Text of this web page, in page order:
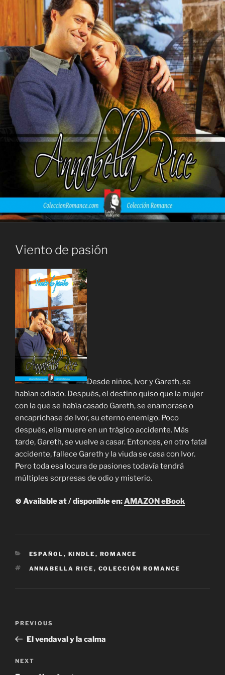
Viento de pasión
Desde niños, Ivor y Gareth, se
habían odiado. Después, el destino quiso que la mujer
con la que se había casado Gareth, se enamorase o
encaprichase de Ivor, su eterno enemigo. Poco
después, ella muere en un trágico accidente. Más
tarde, Gareth, se vuelve a casar. Entonces, en otro fatal
accidente, fallece Gareth y la viuda se casa con Ivor.
Pero toda esa locura de pasiones todavía tendrá
múltiples sorpresas de odio y misterio.
⊗ Available at / disponible en:AMAZON eBook
CATEGORIES
ESPAÑOL , KINDLE , ROMANCE
TAGS
ANNABELLA RICE , COLECCIÓN ROMANCE
Previous
Post
PREVIOUS
El vendaval y la calma
Next
NEXT